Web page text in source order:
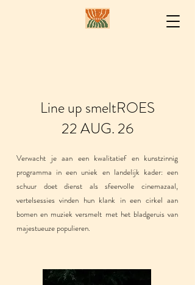
Line up smeltROES
22 AUG. 26
Verwacht je aan een kwalitatief en kunstzinnig
programma in een uniek en landelijk kader: een
schuur doet dienst als sfeervolle cinemazaal,
vertelsessies vinden hun klank in een cirkel aan
bomen en muziek versmelt met het bladgeruis van
majestueuze populieren.